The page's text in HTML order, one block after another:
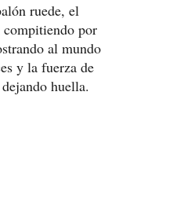
ruede, el
compitiendo por
al mundo
y la fuerza de
huella.